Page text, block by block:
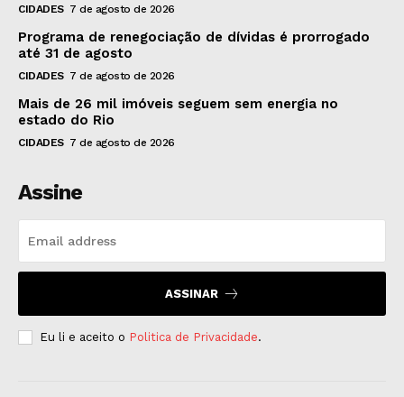
CIDADES 7 de agosto de 2026
Programa de renegociação de dívidas é prorrogado
até 31 de agosto
CIDADES 7 de agosto de 2026
Mais de 26 mil imóveis seguem sem energia no
estado do Rio
CIDADES 7 de agosto de 2026
Assine
ASSINAR
Eu li e aceito o Politica de Privacidade.